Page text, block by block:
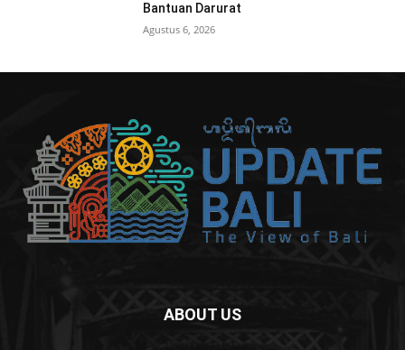
Bantuan Darurat
Agustus 6, 2026
ABOUT US